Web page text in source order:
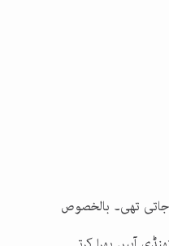
تھی۔ بالخصوص